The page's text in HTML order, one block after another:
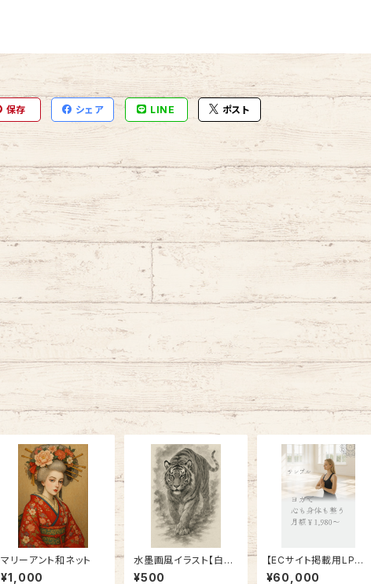
保存 シェア LINE ポスト
マリーアント和ネット
¥1,000
水墨画風イラスト【白
虎】
¥500
【ECサイト掲載用LPサ
ンプル】購入前にご連絡
¥60,000